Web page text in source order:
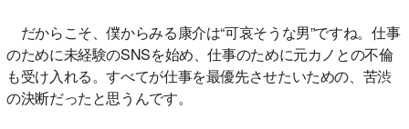
だからこそ、僕からみる康介は“可哀そうな男”ですね。仕事
のために未経験のSNSを始め、仕事のために元カノとの不倫
も受け入れる。すべてが仕事を最優先させたいための、苦渋
の決断だったと思うんです。